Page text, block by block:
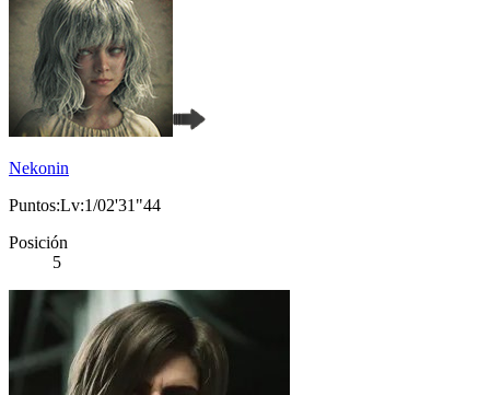
Nekonin
Puntos:Lv:1/02'31"44
Posición
5